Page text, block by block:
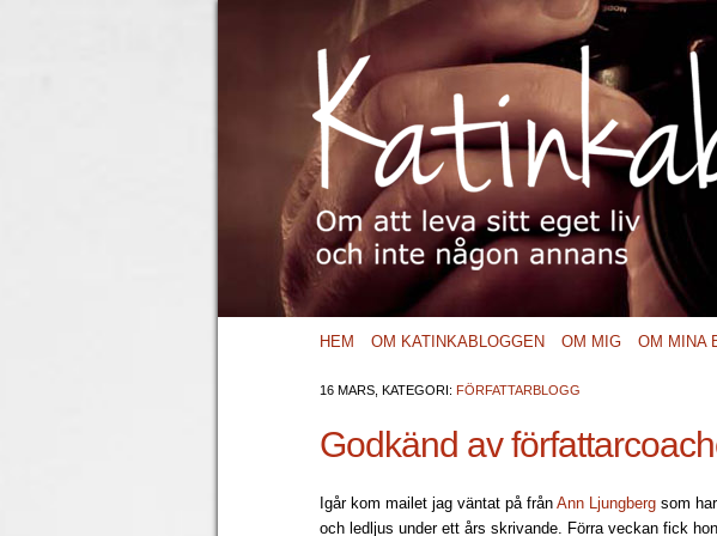
HEM OM KATINKABLOGGEN OM MIG OM MINA
16 MARS, KATEGORI: FÖRFATTARBLOGG
Godkänd av
Igår kom mailet jag väntat på från Ann Ljungbergsom
och ledljus under ett års skrivande. Förra veckan fick